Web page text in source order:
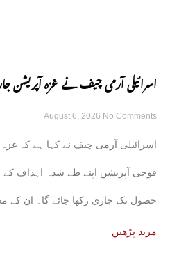
اسرائیلی آرمی چیف نے غزہ آپریشن
رکھنے کے عزم کا اظہار کر دیا
August 6, 2026 No Comments
اسرائیلی آرمی چیف نے کہا ہے کہ
فوجی آپریشن اپنے طے شدہ اہداف کے
حصول تک جاری رکھا جائے گا۔ ان کے
مزید پڑھیں